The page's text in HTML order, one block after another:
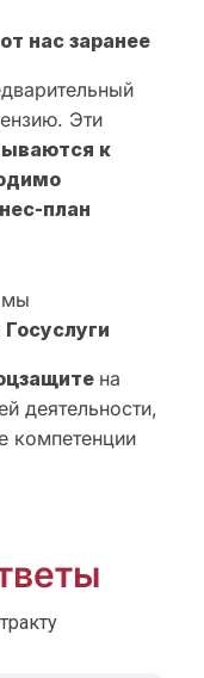
нас заранее
Эти
к
план
мы
на
деятельности,
компетенции